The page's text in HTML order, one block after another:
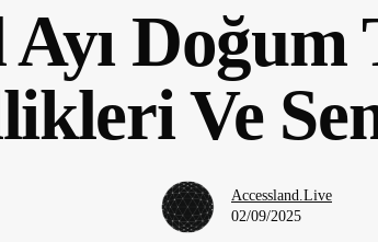
Doğum
Ve
Accessland.Live
02/09/2025